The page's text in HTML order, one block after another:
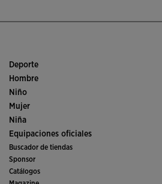
Deporte
Running
Fútbol
Pádel
Tenis
Trail running
Hombre
Calzado Hombre
Deporte
Niño
Ver todo ropa niño
Mujer
Calzado Mujer
Deporte
Niña
Ver todo ropa niña
Equipaciones oficiales
Fútbol
Fútbol sala
Comités y Federaciones
Ediciones especiales
Buscador de tiendas
Sponsor
Catálogos